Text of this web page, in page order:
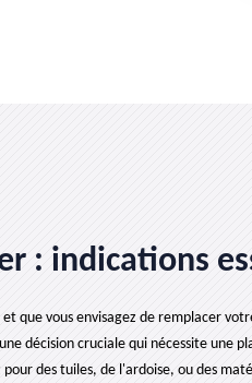
: indications
que vous envisagez de remplacer
décision cruciale qui nécessite une
des tuiles, de l'ardoise, ou des